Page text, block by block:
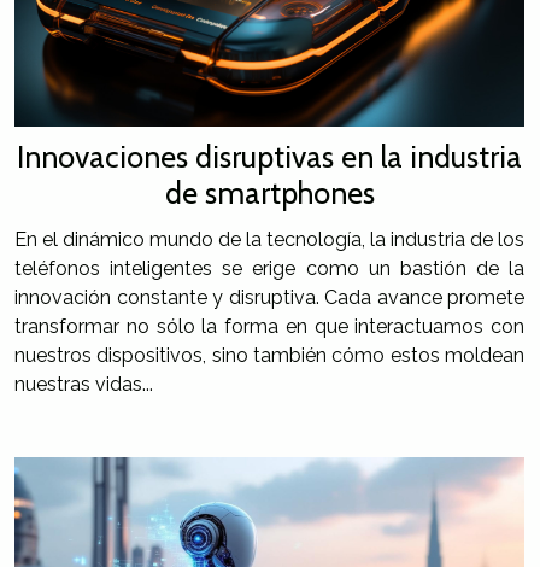
Innovaciones disruptivas en la industria
de smartphones
En el dinámico mundo de la tecnología, la industria de los
teléfonos inteligentes se erige como un bastión de la
innovación constante y disruptiva. Cada avance promete
transformar no sólo la forma en que interactuamos con
nuestros dispositivos, sino también cómo estos moldean
nuestras vidas...